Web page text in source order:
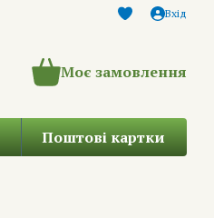
Вхід
Моє замовлення
Поштові картки